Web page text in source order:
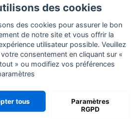
comment éteindre le voyant
molette) sur le tableau de bord
peu intuitive, mais elle fonctionne
fabriqués à partir d’environ
PAR CE GUIDE
les modèles avec tableau de bord
, etc.
des cookies
des cookies pour assurer le bon
de notre site et vous offrir la
utilisateur possible. Veuillez
consentement en cliquant sur «
» ou modifiez vos préférences
tous
Paramètres
RGPD